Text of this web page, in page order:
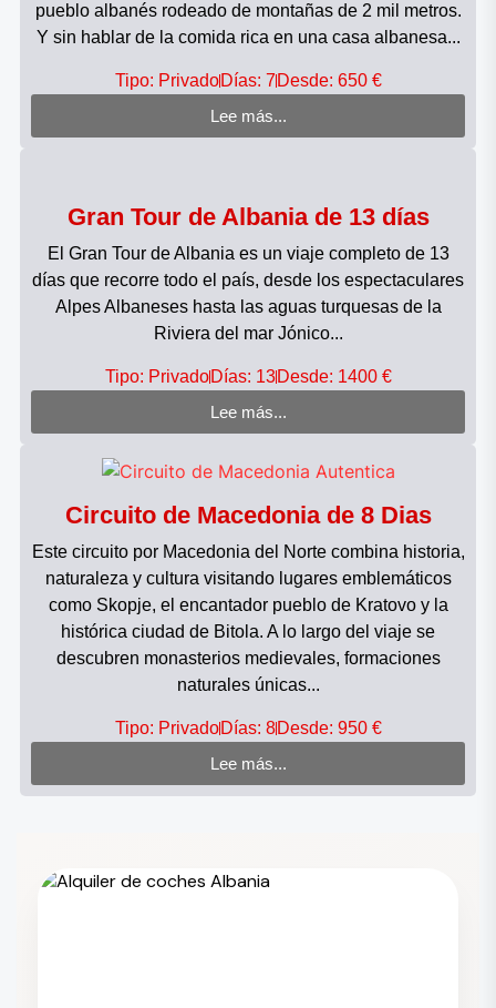
pueblo albanés rodeado de montañas de 2 mil metros.
Y sin hablar de la comida rica en una casa albanesa...
Tipo: PrivadoDías: 7Desde: 650 €
Lee más...
Gran Tour de Albania de 13 días
El Gran Tour de Albania es un viaje completo de 13
días que recorre todo el país, desde los espectaculares
Alpes Albaneses hasta las aguas turquesas de la
Riviera del mar Jónico...
Tipo: PrivadoDías: 13Desde: 1400 €
Lee más...
Circuito de Macedonia de 8 Dias
Este circuito por Macedonia del Norte combina historia,
naturaleza y cultura visitando lugares emblemáticos
como Skopje, el encantador pueblo de Kratovo y la
histórica ciudad de Bitola. A lo largo del viaje se
descubren monasterios medievales, formaciones
naturales únicas...
Tipo: PrivadoDías: 8Desde: 950 €
Lee más...